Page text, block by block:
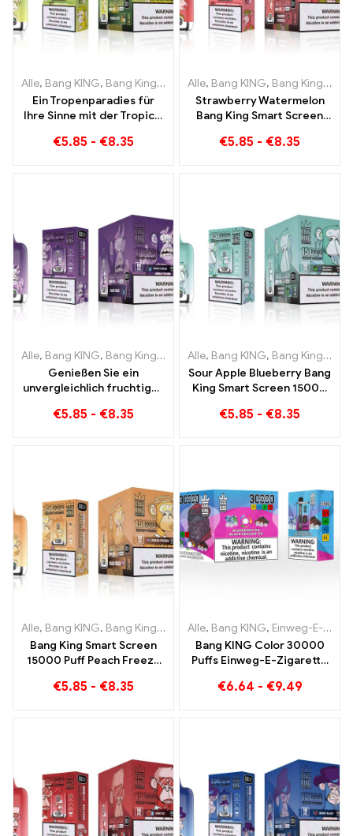
Alle, Bang KING, Bang King Smart Screen 15000 Puff ,Einweg-E-
Ein Tropenparadies für
Ihre Sinne mit der Tropical
Screen 15000 Puff
€5.85 - €8.35
Alle, Bang KING, Bang King Smart Screen 15000 Puff
Strawberry Watermelon
Bang King Smart Screen
den entspannenden
€5.85 - €8.35
Alle, Bang KING, Bang King Smart Screen 15000 Puff ,Einweg-E-
Genießen Sie ein
unvergleichlich fruchtiges
Jelly Bang King Smart
€5.85 - €8.35
Alle, Bang KING, Bang King Smart Screen 15000 Puff
Sour Apple Blueberry Bang
King Smart Screen 15000
Dampferlebnis voller
€5.85 - €8.35
Alle, Bang KING, Bang King Smart Screen 15000 Puff ,Einweg-E-
Bang King Smart Screen
15000 Puff Peach Freeze
€5.85 - €8.35
Alle, Bang KING, Einweg-E-Zigaretten Litauen
Bang KING Color 30000
Puffs Einweg-E-Zigarette
den
€6.64 - €9.49